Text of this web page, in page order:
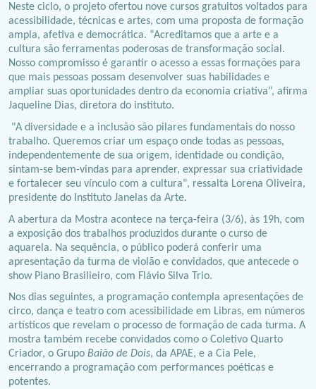
Neste ciclo, o projeto ofertou nove cursos gratuitos voltados para
acessibilidade, técnicas e artes, com uma proposta de formação
ampla, afetiva e democrática. “Acreditamos que a arte e a
cultura são ferramentas poderosas de transformação social.
Nosso compromisso é garantir o acesso a essas formações para
que mais pessoas possam desenvolver suas habilidades e
ampliar suas oportunidades dentro da economia criativa”, afirma
Jaqueline Dias, diretora do instituto.
"A diversidade e a inclusão são pilares fundamentais do nosso
trabalho. Queremos criar um espaço onde todas as pessoas,
independentemente de sua origem, identidade ou condição,
sintam-se bem-vindas para aprender, expressar sua criatividade
e fortalecer seu vínculo com a cultura", ressalta Lorena Oliveira,
presidente do Instituto Janelas da Arte.
A abertura da Mostra acontece na terça-feira (3/6), às 19h, com
a exposição dos trabalhos produzidos durante o curso de
aquarela. Na sequência, o público poderá conferir uma
apresentação da turma de violão e convidados, que antecede o
show Piano Brasilieiro, com Flávio Silva Trio.
Nos dias seguintes, a programação contempla apresentações de
circo, dança e teatro com acessibilidade em Libras, em números
artísticos que revelam o processo de formação de cada turma. A
mostra também recebe convidados como o Coletivo Quarto
Criador, o Grupo Baião de Dois, da APAE, e a Cia Pele,
encerrando a programação com performances poéticas e
potentes.